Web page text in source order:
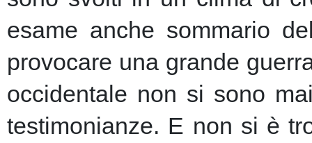
esame anche sommario
provocare una grande
occidentale non si sono
testimonianze. E non si è